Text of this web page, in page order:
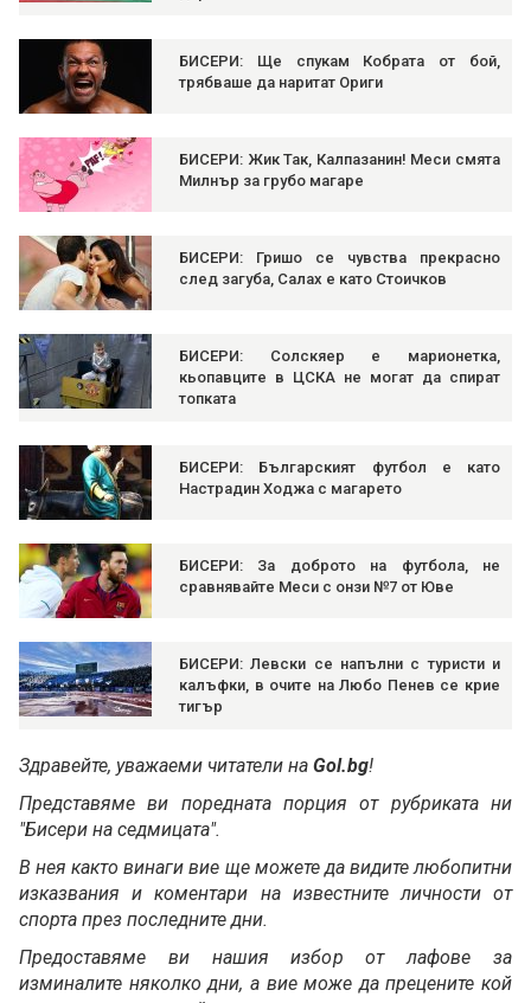
БИСЕРИ: Ще спукам Кобрата от бой,
трябваше да наритат Ориги
БИСЕРИ: Жик Так, Калпазанин! Меси смята
Милнър за грубо магаре
БИСЕРИ: Гришо се чувства прекрасно
след загуба, Салах е като Стоичков
БИСЕРИ: Солскяер е марионетка,
кьопавците в ЦСКА не могат да спират
топката
БИСЕРИ: Българският футбол е като
Настрадин Ходжа с магарето
БИСЕРИ: За доброто на футбола, не
сравнявайте Меси с онзи №7 от Юве
БИСЕРИ: Левски се напълни с туристи и
калъфки, в очите на Любо Пенев се крие
тигър
Здравейте, уважаеми читатели на Gol.bg!
Представяме ви поредната порция от рубриката ни
"Бисери на седмицата".
В нея както винаги вие ще можете да видите любопитни
изказвания и коментари на известните личности от
спорта през последните дни.
Предоставяме ви нашия избор от лафове за
изминалите няколко дни, а вие може да прецените кой